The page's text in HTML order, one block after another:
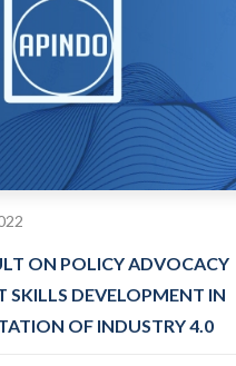
ON POLICY ADVOCACY
SKILLS DEVELOPMENT IN
OF INDUSTRY 4.0